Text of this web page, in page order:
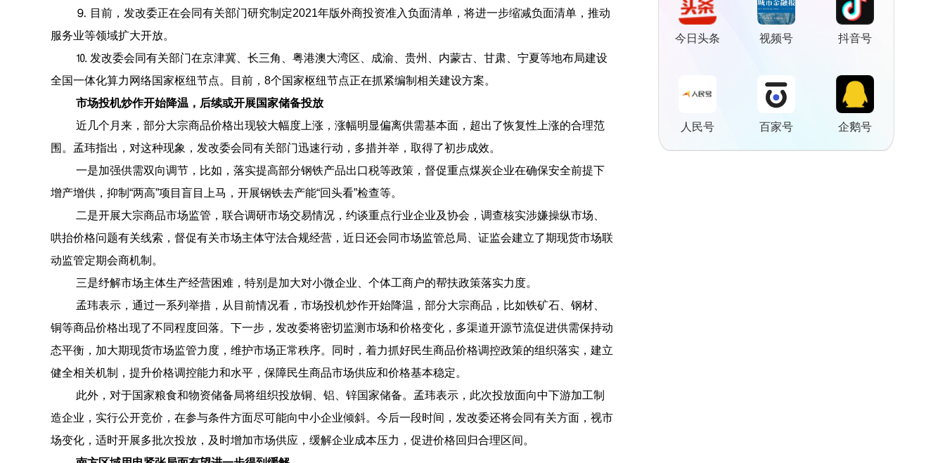
⒐ 目前，发改委正在会同有关部门研究制定2021年版外商投资准入负面清单，将进一步缩减负面清单，推动
服务业等领域扩大开放。
⒑ 发改委会同有关部门在京津冀、长三角、粤港澳大湾区、成渝、贵州、内蒙古、甘肃、宁夏等地布局建设
全国一体化算力网络国家枢纽节点。目前，8个国家枢纽节点正在抓紧编制相关建设方案。
市场投机炒作开始降温，后续或开展国家储备投放
近几个月来，部分大宗商品价格出现较大幅度上涨，涨幅明显偏离供需基本面，超出了恢复性上涨的合理范
围。孟玮指出，对这种现象，发改委会同有关部门迅速行动，多措并举，取得了初步成效。
一是加强供需双向调节，比如，落实提高部分钢铁产品出口税等政策，督促重点煤炭企业在确保安全前提下
增产增供，抑制“两高”项目盲目上马，开展钢铁去产能“回头看”检查等。
二是开展大宗商品市场监管，联合调研市场交易情况，约谈重点行业企业及协会，调查核实涉嫌操纵市场、
哄抬价格问题有关线索，督促有关市场主体守法合规经营，近日还会同市场监管总局、证监会建立了期现货市场联
动监管定期会商机制。
三是纾解市场主体生产经营困难，特别是加大对小微企业、个体工商户的帮扶政策落实力度。
孟玮表示，通过一系列举措，从目前情况看，市场投机炒作开始降温，部分大宗商品，比如铁矿石、钢材、
铜等商品价格出现了不同程度回落。下一步，发改委将密切监测市场和价格变化，多渠道开源节流促进供需保持动
态平衡，加大期现货市场监管力度，维护市场正常秩序。同时，着力抓好民生商品价格调控政策的组织落实，建立
健全相关机制，提升价格调控能力和水平，保障民生商品市场供应和价格基本稳定。
此外，对于国家粮食和物资储备局将组织投放铜、铝、锌国家储备。孟玮表示，此次投放面向中下游加工制
造企业，实行公开竞价，在参与条件方面尽可能向中小企业倾斜。今后一段时间，发改委还将会同有关方面，视市
场变化，适时开展多批次投放，及时增加市场供应，缓解企业成本压力，促进价格回归合理区间。
今日头条 视频号 抖音号
人民号 百家号 企鹅号